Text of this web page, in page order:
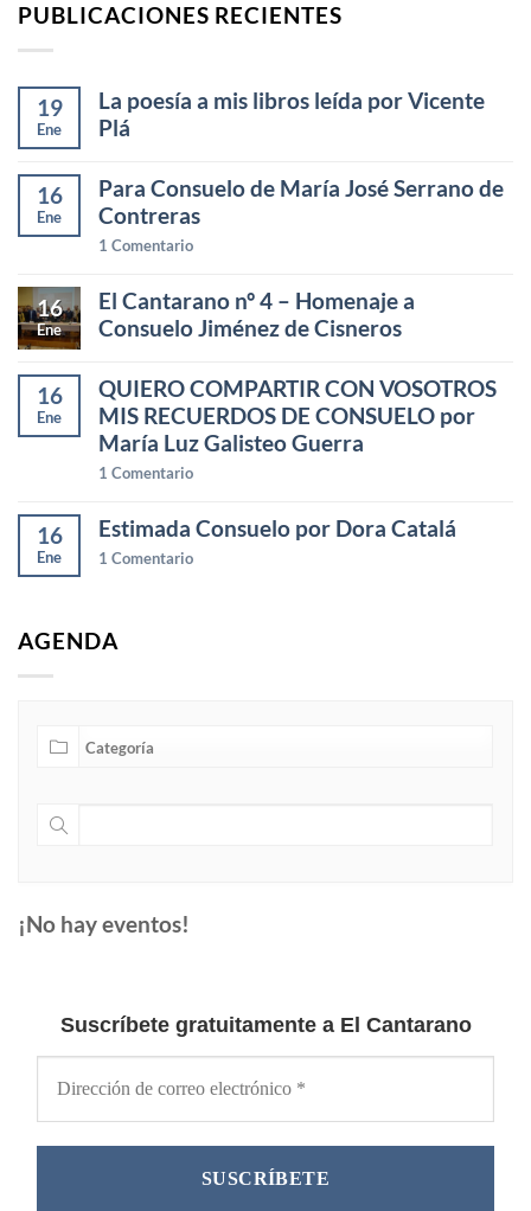
PUBLICACIONES RECIENTES
19
Ene
La poesía a mis libros leída por Vicente
Plá
16
Ene
Para Consuelo de María José Serrano de
Contreras
1 Comentario
16
Ene
El Cantarano nº 4 – Homenaje a
Consuelo Jiménez de Cisneros
16
Ene
QUIERO COMPARTIR CON VOSOTROS
MIS RECUERDOS DE CONSUELO por
María Luz Galisteo Guerra
1 Comentario
16
Ene
Estimada Consuelo por Dora Catalá
1 Comentario
AGENDA
¡No hay eventos!
Suscríbete gratuitamente a El Cantarano